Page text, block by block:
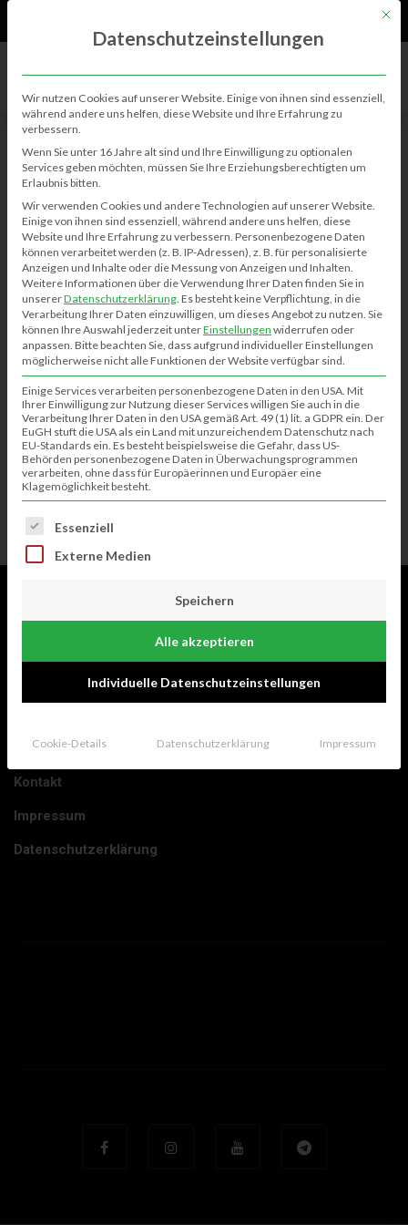
Please log in to view your events.
Benutzername oder E-Mail-Adresse
Passwort
Angemeldet bleiben
Passwort vergessen?
Kontakt
Impressum
Datenschutzerklärung
Mit
Datenschutzeinstellungen
Wir nutzen Cookies auf unserer Website. Einige von ihnen sind essenziell,
während andere uns helfen, diese Website und Ihre Erfahrung zu
verbessern.
Wenn Sie unter 16 Jahre alt sind und Ihre Einwilligung zu optionalen
Services geben möchten, müssen Sie Ihre Erziehungsberechtigten um
Erlaubnis bitten.
Wir verwenden Cookies und andere Technologien auf unserer Website.
Einige von ihnen sind essenziell, während andere uns helfen, diese
Website und Ihre Erfahrung zu verbessern. Personenbezogene Daten
können verarbeitet werden (z. B. IP-Adressen), z. B. für personalisierte
Anzeigen und Inhalte oder die Messung von Anzeigen und Inhalten.
Weitere Informationen über die Verwendung Ihrer Daten finden Sie in
unsererDatenschutzerklärung. Es besteht keine Verpflichtung, in die
Verarbeitung Ihrer Daten einzuwilligen, um dieses Angebot zu nutzen. Sie
können Ihre Auswahl jederzeit unterEinstellungen widerrufen oder
anpassen. Bitte beachten Sie, dass aufgrund individueller Einstellungen
möglicherweise nicht alle Funktionen der Website verfügbar sind.
Einige Services verarbeiten personenbezogene Daten in den USA. Mit
Ihrer Einwilligung zur Nutzung dieser Services willigen Sie auch in die
Verarbeitung Ihrer Daten in den USA gemäß Art. 49 (1) lit. a GDPR ein. Der
EuGH stuft die USA als ein Land mit unzureichendem Datenschutz nach
EU-Standards ein. Es besteht beispielsweise die Gefahr, dass US-
Behörden personenbezogene Daten in Überwachungsprogrammen
verarbeiten, ohne dass für Europäerinnen und Europäer eine
Klagemöglichkeit besteht.
Es folgt eine Liste der Service-Gruppen, für die eine
Essenziell
Externe Medien
Speichern
Alle akzeptieren
Individuelle Datenschutzeinstellungen
Cookie-Details Datenschutzerklärung Impressum